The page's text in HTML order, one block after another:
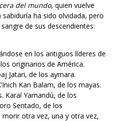
del mundo, quien vuelve
ha sido olvidada, pero
de sus descendientes:
en los antiguos líderes de
originarios de América.
Jatari, de los aymara.
Kan Balam, de los mayas.
Karaí Yamandú, de los
Sentado, de los
otra vez, una y otra vez,